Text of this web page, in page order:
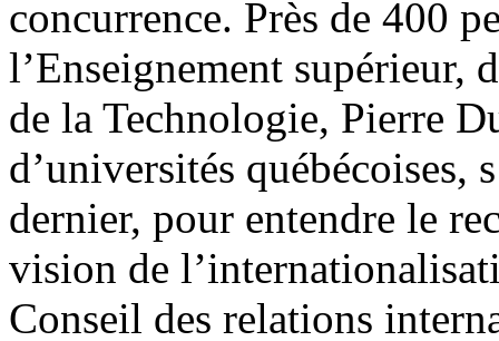
concurrence. Près de 400
l’Enseignement supérieur,
de la Technologie, Pierre
d’universités québécoises,
dernier, pour entendre le
vision de
Conseil des relations